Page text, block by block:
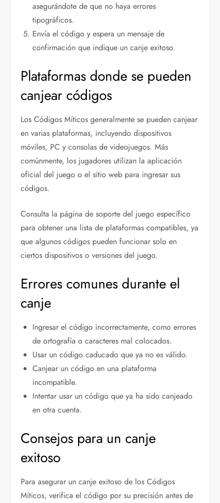
asegurándote de que no haya errores
tipográficos.
Envía el código y espera un mensaje de
confirmación que indique un canje exitoso.
Plataformas donde se pueden
canjear códigos
Los Códigos Míticos generalmente se pueden canjear
en varias plataformas, incluyendo dispositivos
móviles, PC y consolas de videojuegos. Más
comúnmente, los jugadores utilizan la aplicación
oficial del juego o el sitio web para ingresar sus
códigos.
Consulta la página de soporte del juego específico
para obtener una lista de plataformas compatibles, ya
que algunos códigos pueden funcionar solo en
ciertos dispositivos o versiones del juego.
Errores comunes durante el
canje
Ingresar el código incorrectamente, como errores
de ortografía o caracteres mal colocados.
Usar un código caducado que ya no es válido.
Canjear un código en una plataforma
incompatible.
Intentar usar un código que ya ha sido canjeado
en otra cuenta.
Consejos para un canje
exitoso
Para asegurar un canje exitoso de los Códigos
Míticos, verifica el código por su precisión antes de